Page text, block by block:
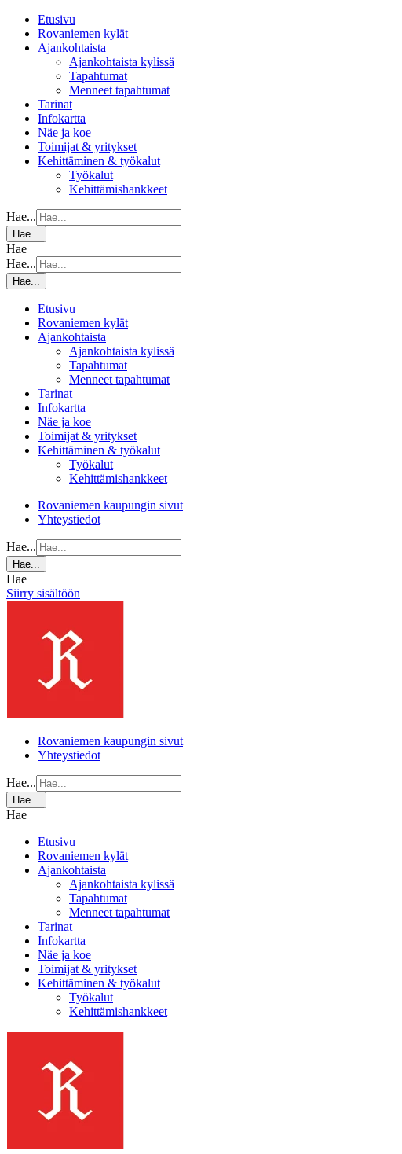
Etusivu
Rovaniemen kylät
Ajankohtaista
Ajankohtaista kylissä
Tapahtumat
Menneet tapahtumat
Tarinat
Infokartta
Näe ja koe
Toimijat & yritykset
Kehittäminen & työkalut
Työkalut
Kehittämishankkeet
Hae...
Hae...
Hae
Hae...
Hae...
Etusivu
Rovaniemen kylät
Ajankohtaista
Ajankohtaista kylissä
Tapahtumat
Menneet tapahtumat
Tarinat
Infokartta
Näe ja koe
Toimijat & yritykset
Kehittäminen & työkalut
Työkalut
Kehittämishankkeet
Rovaniemen kaupungin sivut
Yhteystiedot
Hae...
Hae...
Hae
Siirry sisältöön
Rovaniemen kaupungin sivut
Yhteystiedot
Hae...
Hae...
Hae
Etusivu
Rovaniemen kylät
Ajankohtaista
Ajankohtaista kylissä
Tapahtumat
Menneet tapahtumat
Tarinat
Infokartta
Näe ja koe
Toimijat & yritykset
Kehittäminen & työkalut
Työkalut
Kehittämishankkeet